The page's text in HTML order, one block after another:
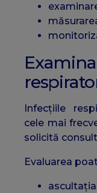
Infecțiile
cele mai
solicită
Evaluarea